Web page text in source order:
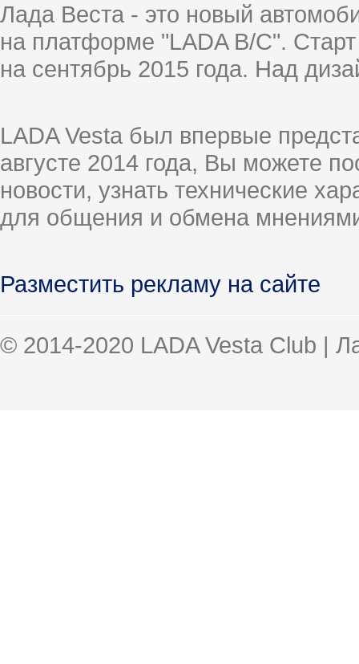
Лада Веста - это новый
на платформе "LADA B/C".
на сентябрь 2015 года. Над
LADA Vesta был впервые
августе 2014 года, Вы можете
новости, узнать технические
для общения и обмена
Разместить рекламу на сайте
© 2014-2020 LADA Vesta Club |